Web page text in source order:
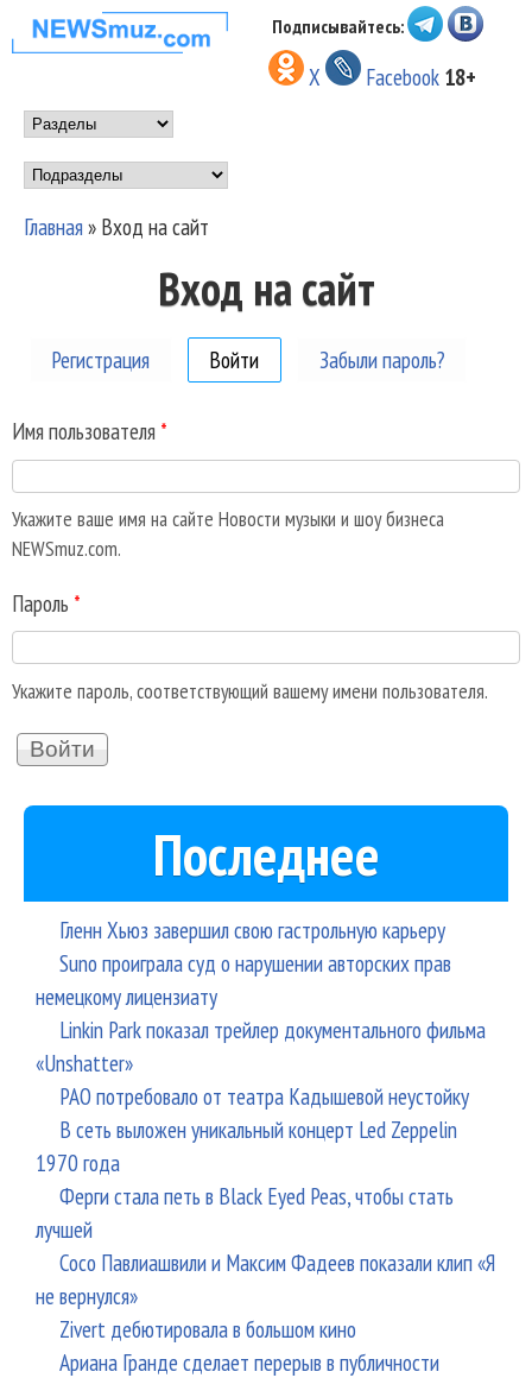
Перейти к основному
содержанию
НОВОСТИ
МУЗЫКИ И
ШОУ БИЗНЕСА
NEWSMUZ.COM
Подписывайтесь:
X Facebook 18+
Main menu
Подразделы
Вы здесь
Главная» Вход на сайт
Вход на сайт
Регистрация Войти (активная вкладка)
Забыли пароль?
Имя пользователя *
Укажите ваше имя на сайте Новости музыки и шоу бизнеса
NEWSmuz.com.
Пароль *
Укажите пароль, соответствующий вашему имени пользователя.
Последнее
Гленн Хьюз завершил свою гастрольную карьеру
Suno проиграла суд о нарушении авторских прав
немецкому лицензиату
Linkin Park показал трейлер документального фильма
«Unshatter»
РАО потребовало от театра Кадышевой неустойку
В сеть выложен уникальный концерт Led Zeppelin
1970 года
Ферги стала петь в Black Eyed Peas, чтобы стать
лучшей
Сосо Павлиашвили и Максим Фадеев показали клип «Я
не вернулся»
Zivert дебютировала в большом кино
Ариана Гранде сделает перерыв в публичности